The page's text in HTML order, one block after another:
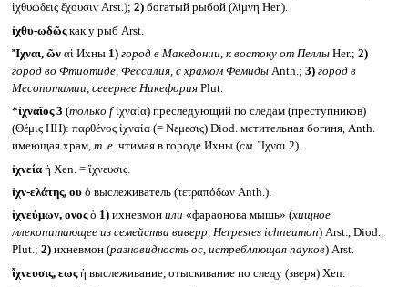
ἰχθυώδεις ἔχουσιν Arst.); 2)богатый рыбой (λίμνη Her.).
ἰχθυ-ωδῶςкак у рыб Arst.
Ἴχναι, ῶναἱ Ихны 1) город в Македонии, к востоку от ПеллыHer.; 2)
город во Фтиотиде, Фессалия, с храмом ФемидыAnth.; 3) город в
Месопотамии, севернее НикефорияPlut.
*ἰχναῖος 3 (только fἰχναία) преследующий по следам (преступников)
(Θέμις HH): παρθένος ἰχναία (= Νεμεσις) Diod. мстительная богиня, Anth.
имеющая храм, т. е. чтимая в городе Ихны (см. Ἴχναι 2).
ἰχνεία ἡ Xen. = ἴχνευσις.
ἰχν-ελάτης, ουὁ выслеживатель (τετραπόδων Anth.).
ἰχνεύμων, ονοςὁ 1)ихневмон или «фараонова мышь» (хищное
млекопитающее из семейства виверр, Herpestes ichneumon) Arst., Diod.,
Plut.; 2)ихневмон (разновидность ос, истребляющая пауков) Arst.
ἴχνευσις, εωςἡ выслеживание, отыскивание по следу (зверя) Xen.